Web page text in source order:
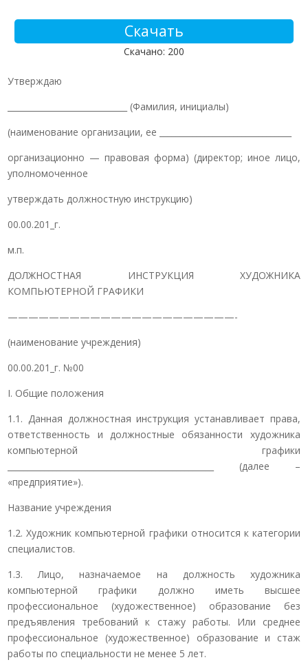
Скачать
Скачано: 200
Утверждаю
_____________________________ (Фамилия, инициалы)
(наименование организации, ее ________________________________
организационно — правовая форма) (директор; иное лицо,
уполномоченное
утверждать должностную инструкцию)
00.00.201_г.
м.п.
ДОЛЖНОСТНАЯ ИНСТРУКЦИЯ ХУДОЖНИКА
КОМПЬЮТЕРНОЙ ГРАФИКИ
——————————————————————-
(наименование учреждения)
00.00.201_г. №00
I. Общие положения
1.1. Данная должностная инструкция устанавливает права,
ответственность и должностные обязанности художника
компьютерной графики
__________________________________________________ (далее –
«предприятие»).
Название учреждения
1.2. Художник компьютерной графики относится к категории
специалистов.
1.3. Лицо, назначаемое на должность художника
компьютерной графики должно иметь высшее
профессиональное (художественное) образование без
предъявления требований к стажу работы. Или среднее
профессиональное (художественное) образование и стаж
работы по специальности не менее 5 лет.